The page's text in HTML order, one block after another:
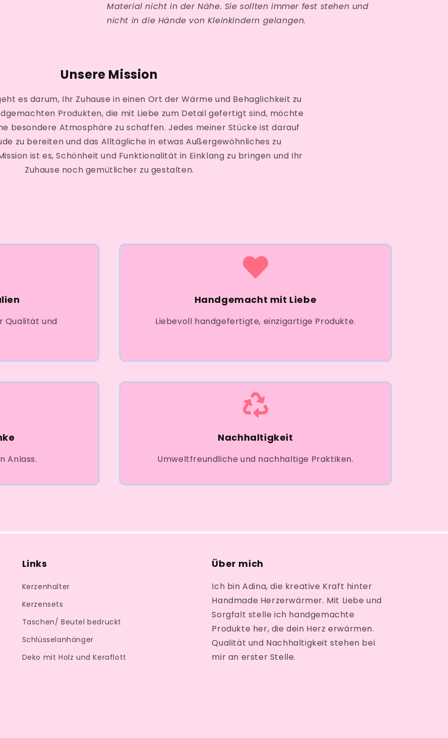
Material nicht in der Nähe. Sie sollten immer fest stehen und
nicht in die Hände von Kleinkindern gelangen.
Unsere Mission
es darum, Ihr Zuhause in einen Ort der Wärme und Behaglichkeit zu
Produkten, die mit Liebe zum Detail gefertigt sind, möchte
besondere Atmosphäre zu schaffen. Jedes meiner Stücke ist darauf
zu bereiten und das Alltägliche in etwas Außergewöhnliches zu
ist es, Schönheit und Funktionalität in Einklang zu bringen und Ihr
Zuhause noch gemütlicher zu gestalten.
Qualität und
Handgemacht mit Liebe
Liebevoll handgefertigte, einzigartige Produkte.
Anlass.
Nachhaltigkeit
Umweltfreundliche und nachhaltige Praktiken.
Links
Kerzenhalter
Kerzensets
Taschen/ Beutel bedruckt
Schlüsselanhänger
Deko mit Holz und Keraflott
Über mich
Ich bin Adina, die kreative Kraft hinter
Handmade Herzerwärmer. Mit Liebe und
Sorgfalt stelle ich handgemachte
Produkte her, die dein Herz erwärmen.
Qualität und Nachhaltigkeit stehen bei
mir an erster Stelle.